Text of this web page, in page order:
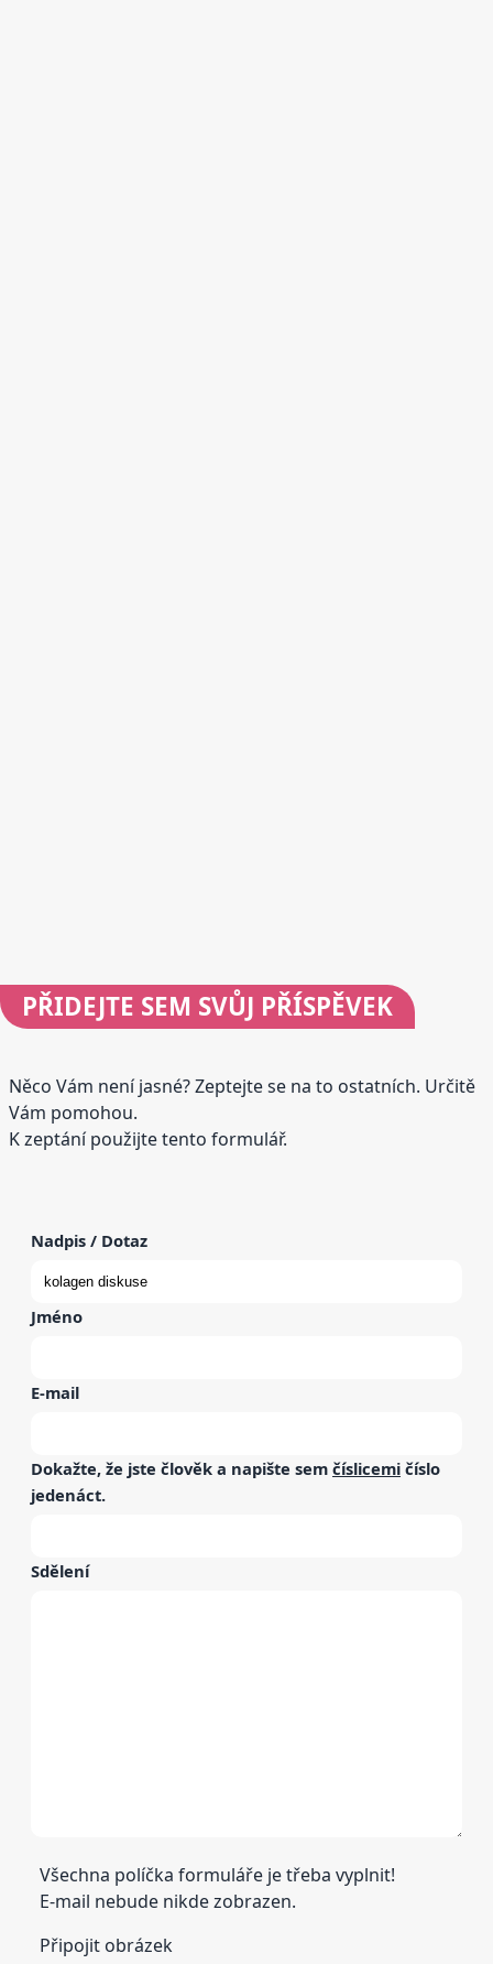
PŘIDEJTE SEM SVŮJ PŘÍSPĚVEK
Něco Vám není jasné? Zeptejte se na to ostatních. Určitě
Vám pomohou.
K zeptání použijte tento formulář.
Nadpis / Dotaz
Jméno
E-mail
Dokažte, že jste člověk a napište sem číslicemi číslo
jedenáct.
Sdělení
Všechna políčka formuláře je třeba vyplnit!
E-mail nebude nikde zobrazen.
Připojit obrázek